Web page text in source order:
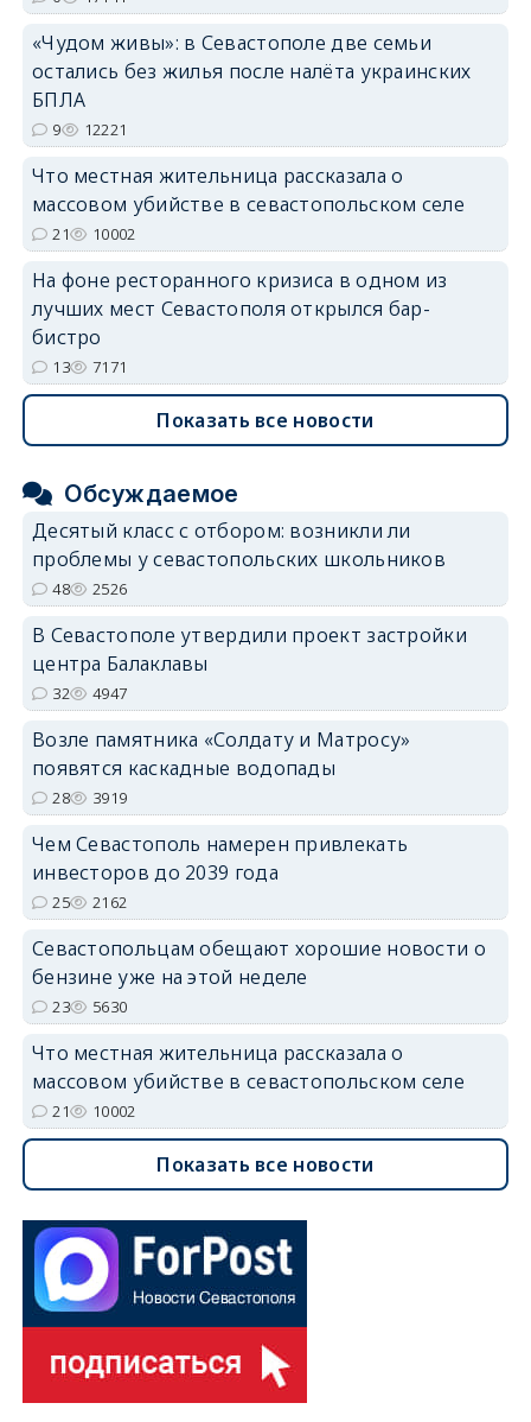
«Чудом живы»: в Севастополе две семьи
остались без жилья после налёта украинских
БПЛА
9 12221
Что местная жительница рассказала о
массовом убийстве в севастопольском селе
21 10002
На фоне ресторанного кризиса в одном из
лучших мест Севастополя открылся бар-
бистро
13 7171
Показать все новости
Обсуждаемое
Десятый класс с отбором: возникли ли
проблемы у севастопольских школьников
48 2526
В Севастополе утвердили проект застройки
центра Балаклавы
32 4947
Возле памятника «Солдату и Матросу»
появятся каскадные водопады
28 3919
Чем Севастополь намерен привлекать
инвесторов до 2039 года
25 2162
Севастопольцам обещают хорошие новости о
бензине уже на этой неделе
23 5630
Что местная жительница рассказала о
массовом убийстве в севастопольском селе
21 10002
Показать все новости